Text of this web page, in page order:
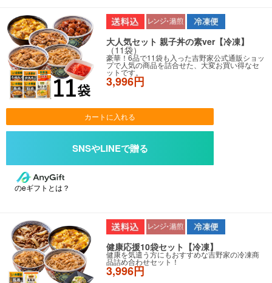
大人気セット 親子丼の素ver【冷凍】
（11袋）
豪華！6品で11袋も入った吉野家公式通販ショッ
プで人気の商品を詰合せた、大変お買い得なセ
ットです。
3,996円
カートに入れる
のeギフトとは？
健康応援10袋セット【冷凍】
健康を気遣う方にもおすすめな吉野家の冷凍商
品詰め合わせセット！
3,996円